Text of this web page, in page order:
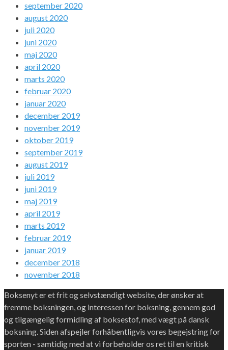
september 2020
august 2020
juli 2020
juni 2020
maj 2020
april 2020
marts 2020
februar 2020
januar 2020
december 2019
november 2019
oktober 2019
september 2019
august 2019
juli 2019
juni 2019
maj 2019
april 2019
marts 2019
februar 2019
januar 2019
december 2018
november 2018
Boksenyt er et frit og selvstændigt website, der ønsker at
fremme boksningen, og interessen for boksning, gennem god
og tilgængelig formidling af boksestof, med vægt på dansk
boksning. Siden afspejler forhåbentligvis vores begejstring for
sporten - samtidig med at vi forbeholder os ret til en kritisk